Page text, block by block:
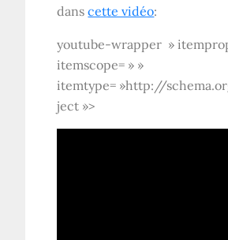
danscette vidéo:
youtube-wrapper »
itemscope= » »
itemtype= »http://
ject »>